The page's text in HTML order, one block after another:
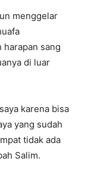
menggelar
sang
di luar
karena bisa
yang sudah
tidak ada
Salim.